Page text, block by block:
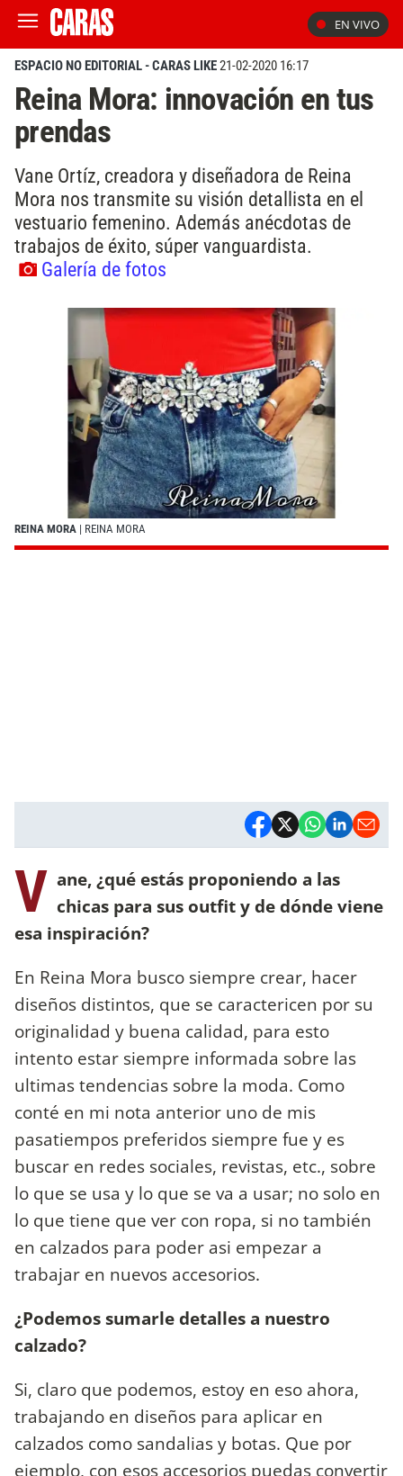
EN VIVO
ESPACIO NO EDITORIAL - CARAS LIKE21-02-2020 16:17
Reina Mora: innovación en tus
prendas
Vane Ortíz, creadora y diseñadora de Reina
Mora nos transmite su visión detallista en el
vestuario femenino. Además anécdotas de
trabajos de éxito, súper vanguardista.
Galería de fotos
REINA MORA | REINA MORA
V ane, ¿qué estás proponiendo a las
chicas para sus outfit y de dónde viene
esa inspiración?
En Reina Mora busco siempre crear, hacer
diseños distintos, que se caractericen por su
originalidad y buena calidad, para esto
intento estar siempre informada sobre las
ultimas tendencias sobre la moda. Como
conté en mi nota anterior uno de mis
pasatiempos preferidos siempre fue y es
buscar en redes sociales, revistas, etc., sobre
lo que se usa y lo que se va a usar; no solo en
lo que tiene que ver con ropa, si no también
en calzados para poder asi empezar a
trabajar en nuevos accesorios.
¿Podemos sumarle detalles a nuestro
calzado?
Si, claro que podemos, estoy en eso ahora,
trabajando en diseños para aplicar en
calzados como sandalias y botas. Que por
ejemplo, con esos accesorios puedas convertir